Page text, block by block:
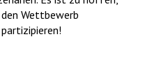
Wettbewerb